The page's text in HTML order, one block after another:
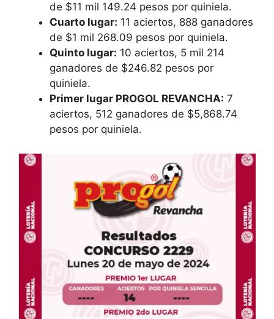
de $11 mil 149.24 pesos por quiniela.
Cuarto lugar: 11 aciertos, 888 ganadores
de $1 mil 268.09 pesos por quiniela.
Quinto lugar: 10 aciertos, 5 mil 214
ganadores de $246.82 pesos por
quiniela.
Primer lugar PROGOL REVANCHA: 7
aciertos, 512 ganadores de $5,868.74
pesos por quiniela.